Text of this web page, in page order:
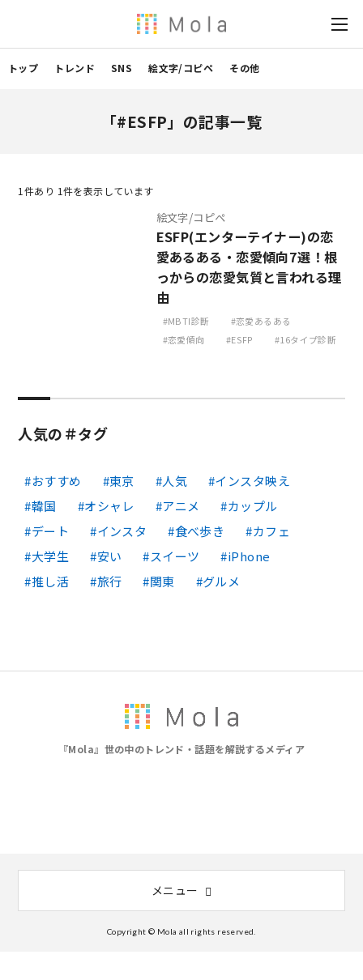
トップ トレンド SNS 絵文字/コピペ その他
「#ESFP」の記事一覧
1 件あり 1件を表示しています
絵文字/コピペ
ESFP(エンターテイナー)の恋
愛あるある・恋愛傾向7選！根
っからの恋愛気質と言われる理
由
MBTI診断
恋愛あるある
恋愛傾向
ESFP 16タイプ診断
人気の＃タグ
おすすめ 東京 人気
インスタ映え
韓国
オシャレ アニメ
カップル
デート
インスタ 食べ歩き
カフェ
大学生
安い スイーツ
iPhone
推し活
旅行 関東 グルメ
『Mola』世の中のトレンド・話題を解説するメディア
メニュー
Copyright © Mola all rights reserved.